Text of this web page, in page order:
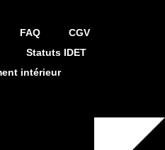
FAQ
CGV
Statuts IDET
intérieur